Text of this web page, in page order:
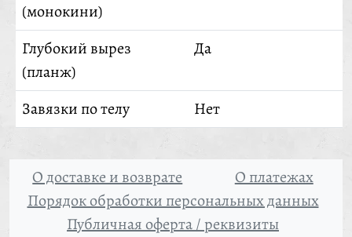
(монокини)
Глубокий вырез
(планж)
Да
Завязки по телу Нет
О доставке и возврате
О платежах
Порядок обработки персональных данных
Публичная оферта / реквизиты